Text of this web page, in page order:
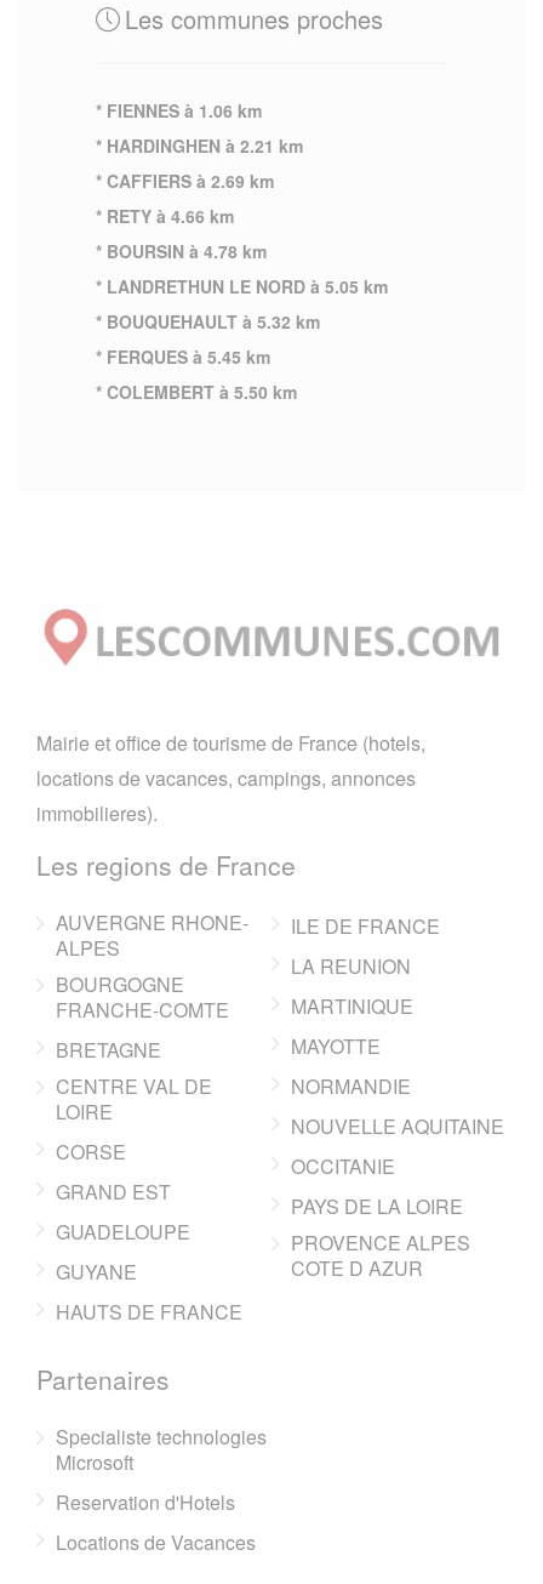
Les communes proches
* FIENNES à 1.06 km
* HARDINGHEN à 2.21 km
* CAFFIERS à 2.69 km
* RETY à 4.66 km
* BOURSIN à 4.78 km
* LANDRETHUN LE NORD à 5.05 km
* BOUQUEHAULT à 5.32 km
* FERQUES à 5.45 km
* COLEMBERT à 5.50 km
Mairie et office de tourisme de France (hotels,
locations de vacances, campings, annonces
immobilieres).
Les regions de France
AUVERGNE RHONE-
ALPES
BOURGOGNE
FRANCHE-COMTE
BRETAGNE
CENTRE VAL DE
LOIRE
CORSE
GRAND EST
GUADELOUPE
GUYANE
HAUTS DE FRANCE
ILE DE FRANCE
LA REUNION
MARTINIQUE
MAYOTTE
NORMANDIE
NOUVELLE AQUITAINE
OCCITANIE
PAYS DE LA LOIRE
PROVENCE ALPES
COTE D AZUR
Partenaires
Specialiste technologies
Microsoft
Reservation d'Hotels
Locations de Vacances